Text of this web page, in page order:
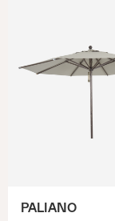
PALIANO